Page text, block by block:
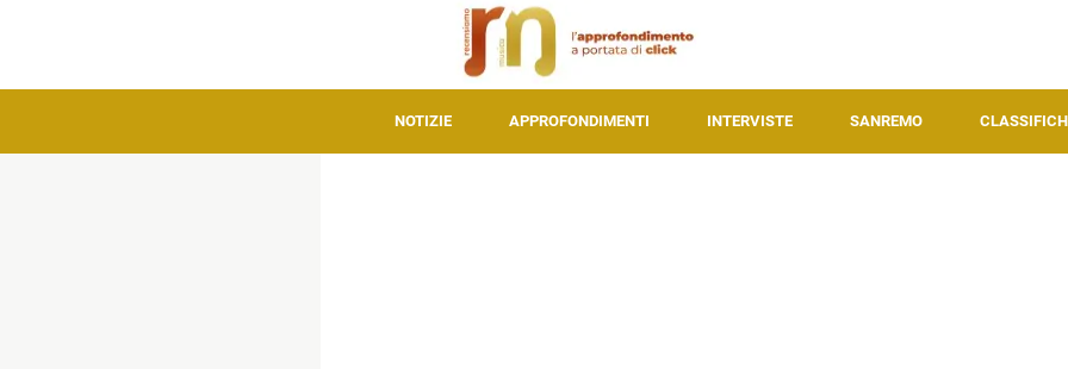
NOTIZIE APPROFONDIMENTI INTERVISTE SANREMO